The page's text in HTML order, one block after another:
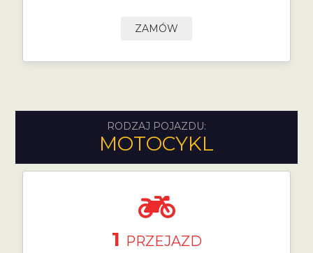
ZAMÓW
RODZAJ POJAZDU:
MOTOCYKL
1 PRZEJAZD